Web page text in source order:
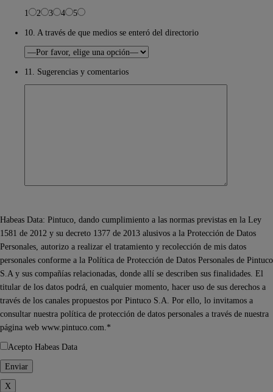
1 2 3 4
5
10. A través de que medios se enteró del directorio
11. Sugerencias y comentarios
Habeas Data: Pintuco, dando cumplimiento a las normas previstas en la Ley
1581 de 2012 y su decreto 1377 de 2013 alusivos a la Protección de Datos
Personales, autorizo a realizar el tratamiento y recolección de mis datos
personales conforme a la Política de Protección de Datos Personales de Pintuco
S.A y sus compañías relacionadas, donde allí se describen sus finalidades. El
titular de los datos podrá, en cualquier momento, hacer uso de sus derechos a
través de los canales propuestos por Pintuco S.A. Por ello, lo invitamos a
consultar nuestra política de protección de datos personales a través de nuestra
página web www.pintuco.com.*
Acepto Habeas Data
X